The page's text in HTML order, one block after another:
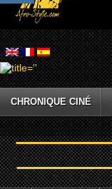
CHRONIQUE CINÉ